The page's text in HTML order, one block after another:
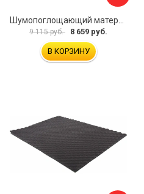
9 115 руб. 8 659 руб.
В КОРЗИНУ